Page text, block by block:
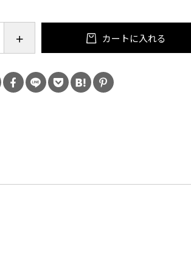
カートに入れる